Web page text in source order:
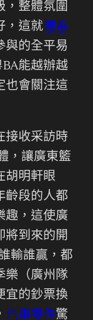
，整體氛圍
，這就德系
與的全平易
能越辦越
也會關注這
接收采訪時
，讓廣東籃
胡明軒眼
齡段的人都
趣，這使廣
將到來的開
輸誰贏，都
樂（廣州隊
宜的鈔票換
汽車零件驚